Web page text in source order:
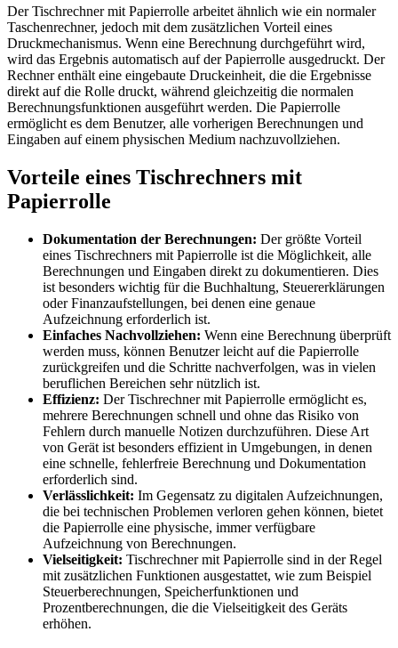
Der Tischrechner mit Papierrolle arbeitet ähnlich wie ein normaler
Taschenrechner, jedoch mit dem zusätzlichen Vorteil eines
Druckmechanismus. Wenn eine Berechnung durchgeführt wird,
wird das Ergebnis automatisch auf der Papierrolle ausgedruckt. Der
Rechner enthält eine eingebaute Druckeinheit, die die Ergebnisse
direkt auf die Rolle druckt, während gleichzeitig die normalen
Berechnungsfunktionen ausgeführt werden. Die Papierrolle
ermöglicht es dem Benutzer, alle vorherigen Berechnungen und
Eingaben auf einem physischen Medium nachzuvollziehen.
Vorteile eines Tischrechners mit
Papierrolle
Dokumentation der Berechnungen: Der größte Vorteil
eines Tischrechners mit Papierrolle ist die Möglichkeit, alle
Berechnungen und Eingaben direkt zu dokumentieren. Dies
ist besonders wichtig für die Buchhaltung, Steuererklärungen
oder Finanzaufstellungen, bei denen eine genaue
Aufzeichnung erforderlich ist.
Einfaches Nachvollziehen: Wenn eine Berechnung überprüft
werden muss, können Benutzer leicht auf die Papierrolle
zurückgreifen und die Schritte nachverfolgen, was in vielen
beruflichen Bereichen sehr nützlich ist.
Effizienz: Der Tischrechner mit Papierrolle ermöglicht es,
mehrere Berechnungen schnell und ohne das Risiko von
Fehlern durch manuelle Notizen durchzuführen. Diese Art
von Gerät ist besonders effizient in Umgebungen, in denen
eine schnelle, fehlerfreie Berechnung und Dokumentation
erforderlich sind.
Verlässlichkeit: Im Gegensatz zu digitalen Aufzeichnungen,
die bei technischen Problemen verloren gehen können, bietet
die Papierrolle eine physische, immer verfügbare
Aufzeichnung von Berechnungen.
Vielseitigkeit: Tischrechner mit Papierrolle sind in der Regel
mit zusätzlichen Funktionen ausgestattet, wie zum Beispiel
Steuerberechnungen, Speicherfunktionen und
Prozentberechnungen, die die Vielseitigkeit des Geräts
erhöhen.